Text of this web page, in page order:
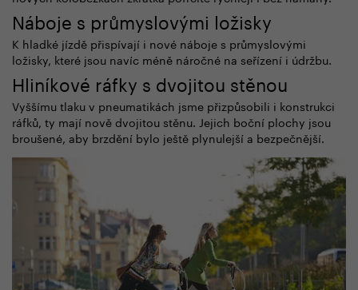
Náboje s průmyslovými ložisky
K hladké jízdě přispívají i nové náboje s průmyslovými
ložisky, které jsou navíc méně náročné na seřízení i údržbu.
Hliníkové ráfky s dvojitou stěnou
Vyššímu tlaku v pneumatikách jsme přizpůsobili i konstrukci
ráfků, ty mají nově dvojitou stěnu. Jejich boční plochy jsou
broušené, aby brzdění bylo ještě plynulejší a bezpečnější.